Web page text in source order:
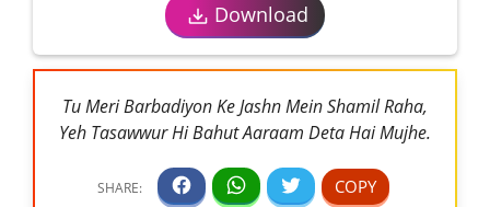
Download
Tu Meri Barbadiyon Ke Jashn Mein Shamil Raha,
Yeh Tasawwur Hi Bahut Aaraam Deta Hai Mujhe.